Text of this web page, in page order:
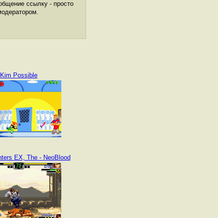
ссылку - просто
Kim Possible
EX, The - NeoBlood